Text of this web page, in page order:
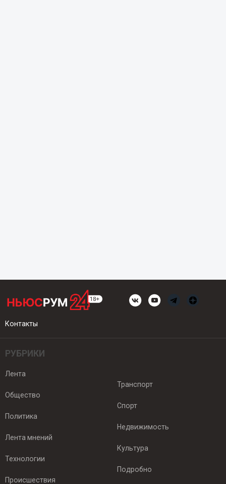
Контакты
РУБРИКИ
Лента
Общество
Политика
Лента мнений
Технологии
Происшествия
Транспорт
Спорт
Недвижимость
Культура
Подробно